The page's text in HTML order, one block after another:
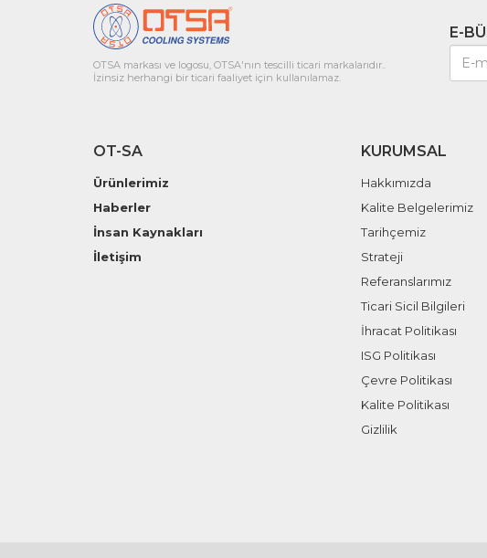
OTSA markası ve logosu, OTSA'nın tescilli ticari markalarıdır..
İzinsiz herhangi bir ticari faaliyet için kullanılamaz.
E-
OT-SA
Ürünlerimiz
Haberler
İnsan Kaynakları
İletişim
KURUMSAL
Hakkımızda
Kalite Belgelerimiz
Tarihçemiz
Strateji
Referanslarımız
Ticari Sicil Bilgileri
İhracat Politikası
ISG Politikası
Çevre Politikası
Kalite Politikası
Gizlilik